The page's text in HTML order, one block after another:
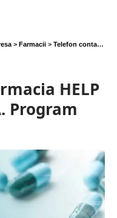
> Farmacii > Telefon contact Farmacia HELP NET (355) SIMERIA. Program
HELP
Program